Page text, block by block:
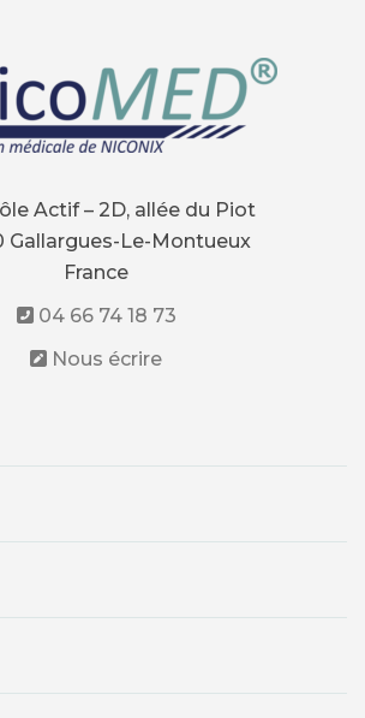
Actif – 2D, allée du Piot
Gallargues-Le-Montueux
France
04 66 74 18 73
Nous écrire